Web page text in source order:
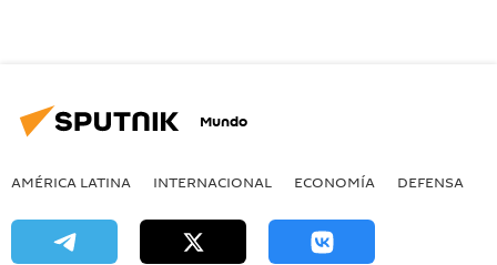
Mundo
AMÉRICA LATINA INTERNACIONAL ECONOMÍA DEFENSA